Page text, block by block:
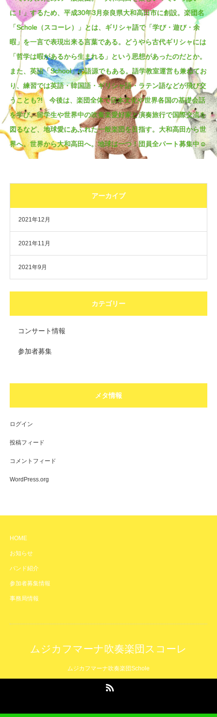
に！」するため、平成30年3月奈良県大和高田市に創設。楽団名
「Schole（スコーレ）」とは、ギリシャ語で「学び・遊び・余
暇」を一言で表現出来る言葉である。どうやら古代ギリシャには
「哲学は暇があるから生まれる」という思想があったのだとか。
また、英語「School」の語源でもある。語学教室運営も兼ねてお
り、練習では英語・韓国語・ギリシャ語・ラテン語などが飛び交
うことも?! 今後は、楽団全体で日本文化や世界各国の基礎会話
を学び、留学生や世界中の吹奏楽愛好家と演奏旅行で国際交流を
図るなど、地球愛にあふれた一般楽団を目指す。大和高田から世
界へ。世界から大和高田へ。地球は一つ！団員全パート募集中☺
アーカイブ
2021年12月
2021年11月
2021年9月
カテゴリー
コンサート情報
参加者募集
メタ情報
ログイン
投稿フィード
コメントフィード
WordPress.org
HOME
お知らせ
バンド紹介
参加者募集情報
事務局情報
ムジカフマーナ吹奏楽団スコーレ
ムジカフマーナ吹奏楽団Schole